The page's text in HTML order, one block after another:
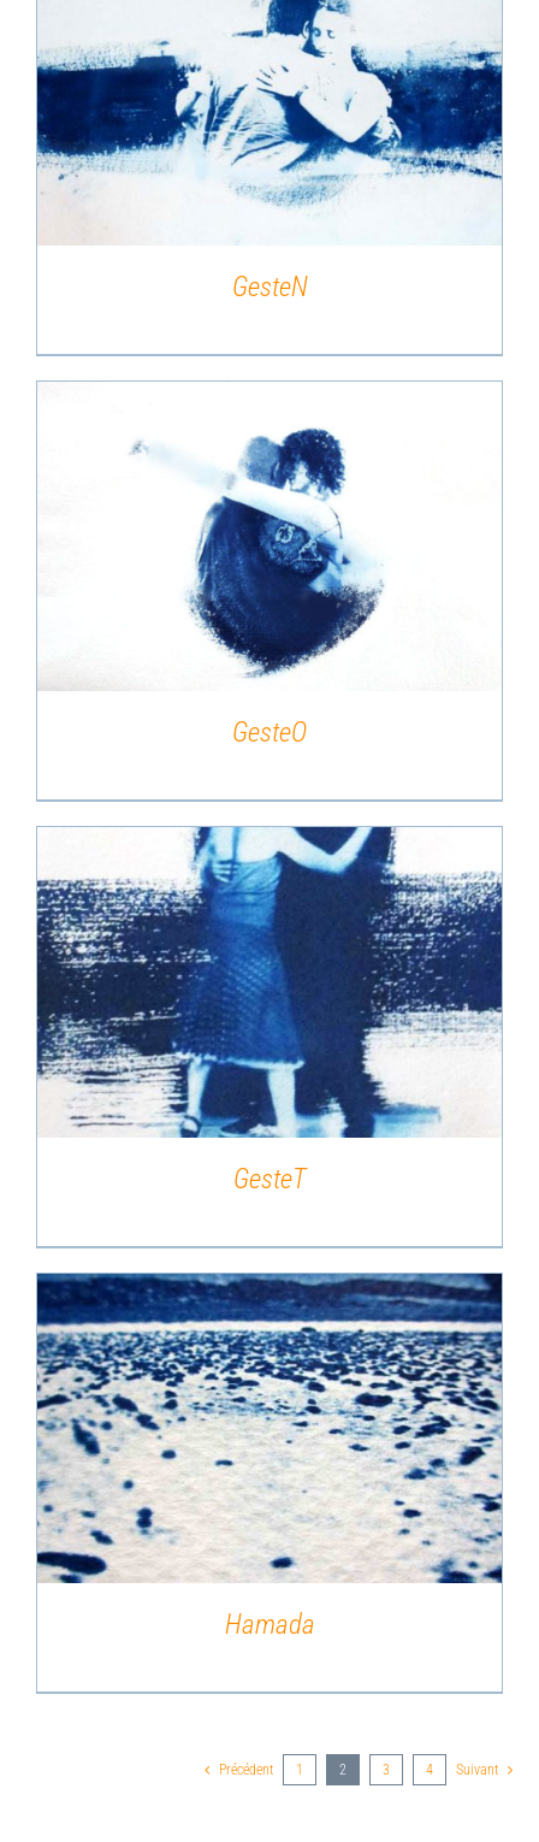
DÉTAILS
GesteN
DÉTAILS
GesteO
DÉTAILS
GesteT
DÉTAILS
Hamada
Précédent 1 2 3 4 Suivant